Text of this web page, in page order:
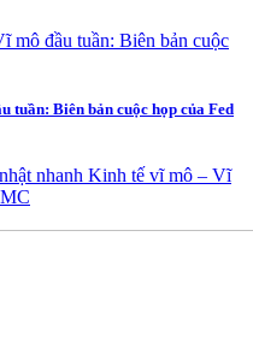
tuần: Biên bản cuộc họp của Fed
nhanh Kinh tế vĩ mô – Vĩ